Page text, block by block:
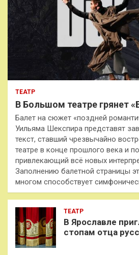
ТЕАТР
В Большом театре грянет
Балет на сюжет «поздней
Уильяма Шекспира представят
текст, ставший чрезвычайно
театре в конце прошлого века и
привлекающий всё новых
Заполнению балетной страницы
многом способствует
ТЕАТР
В Ярославле
стопам отца